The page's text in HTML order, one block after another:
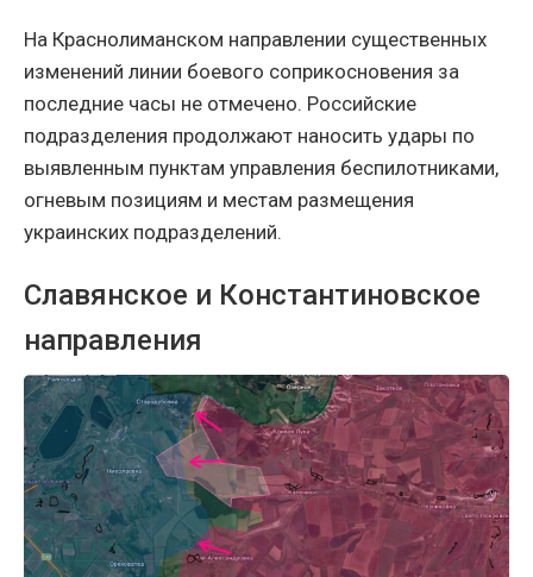
На Краснолиманском направлении существенных
изменений линии боевого соприкосновения за
последние часы не отмечено. Российские
подразделения продолжают наносить удары по
выявленным пунктам управления беспилотниками,
огневым позициям и местам размещения
украинских подразделений.
Славянское и Константиновское
направления